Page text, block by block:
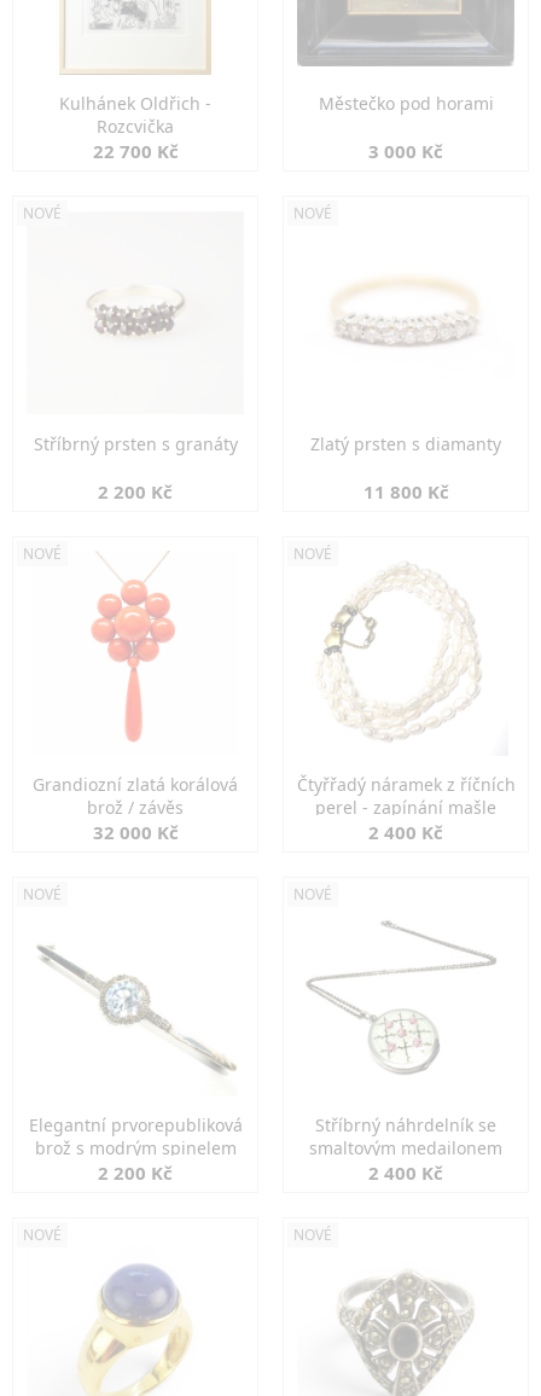
Kulhánek Oldřich -
Rozcvička
22 700 Kč
Městečko pod horami
3 000 Kč
NOVÉ
Stříbrný prsten s granáty
2 200 Kč
NOVÉ
Zlatý prsten s diamanty
11 800 Kč
NOVÉ
Grandiozní zlatá korálová
brož / závěs
32 000 Kč
NOVÉ
Čtyřřadý náramek z říčních
perel - zapínání mašle
2 400 Kč
NOVÉ
Elegantní prvorepubliková
brož s modrým spinelem
2 200 Kč
NOVÉ
Stříbrný náhrdelník se
smaltovým medailonem
2 400 Kč
NOVÉ NOVÉ